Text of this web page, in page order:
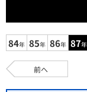
84年 85年 86年 87年
前へ